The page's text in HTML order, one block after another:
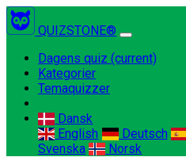
QUIZSTONE®
Dagens quiz (current)
Kategorier
Temaquizzer
Dansk
English
Deutsch
Svenska
Norsk